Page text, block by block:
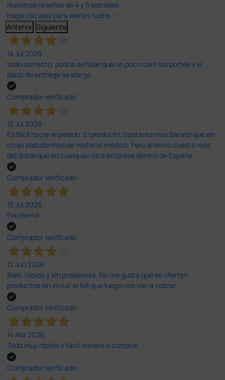
Nuestras reseñas de 4 y 5 estrellas.
Haga clic aquí para leerlos todos >
Anterior Siguiente
14 Jul 2026
todo correcto. podria señalar que un poco caro los portes y el
plazo de entrega se alarga.
Comprador verificado
13 Jul 2026
Es fácil hacer el pedido. El producto, bastante mas barato que en
otras plataformas de material médico. Pero el envío cuesta más
del doble que en cualquier otra empresa dentro de España.
Comprador verificado
13 Jul 2026
Excelente
Comprador verificado
12 Jun 2026
Bien, rápida y sin problemas. No me gusta que se oferten
productos sin incluir el IVA que luego nos van a cobrar.
Comprador verificado
14 Abr 2026
Todo muy rápido y fácil,volveré a comprar.
Comprador verificado